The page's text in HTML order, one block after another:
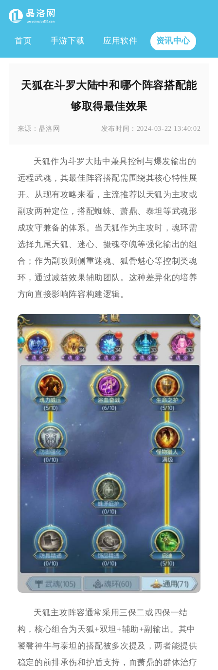
首页 手游下载 应用软件 资讯中心
天狐在斗罗大陆中和哪个阵容搭配能
够取得最佳效果
来源： 晶洛网 发布时间： 2024-03-22 13:40:02
天狐作为斗罗大陆中兼具控制与爆发输出的
远程武魂，其最佳阵容搭配需围绕其核心特性展
开。从现有攻略来看，主流推荐以天狐为主攻或
副攻两种定位，搭配蜘蛛、萧鼎、泰坦等武魂形
成攻守兼备的体系。当天狐作为主攻时，魂环需
选择九尾天狐、迷心、摄魂夺魄等强化输出的组
合；作为副攻则侧重迷魂、狐骨魅心等控制类魂
环，通过减益效果辅助团队。这种差异化的培养
方向直接影响阵容构建逻辑。
天狐主攻阵容通常采用三保二或四保一结
构，核心组合为天狐+双坦+辅助+副输出。其中
饕餮神牛与泰坦的搭配被多次提及，两者能提供
稳定的前排承伤和护盾支持，而萧鼎的群体治疗